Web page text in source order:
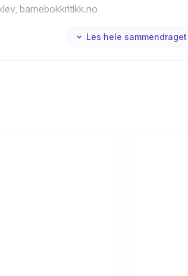
barnebokkritikk.no
Les hele sammendraget